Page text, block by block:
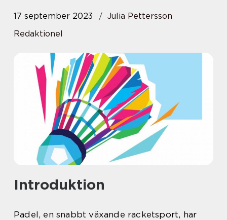
17 september 2023
Julia Pettersson
Redaktionel
Introduktion
Padel, en snabbt växande racketsport, har